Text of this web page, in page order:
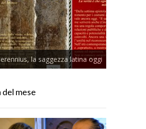
la saggezza latina oggi
mese